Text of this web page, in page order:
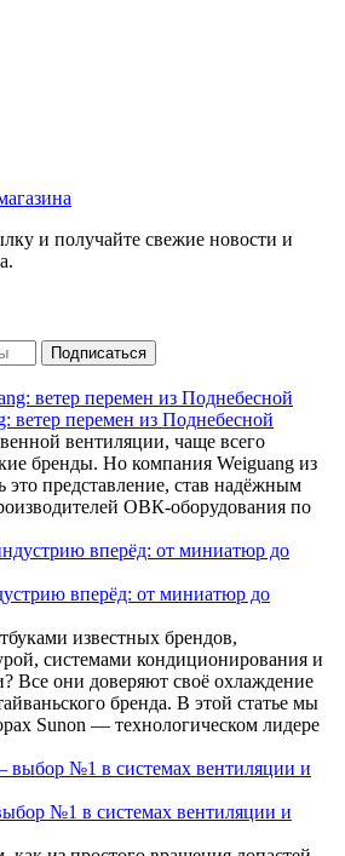
и получайте свежие новости и
ветер перемен из Поднебесной
вентиляции, чаще всего
бренды. Но компания Weiguang из
это представление, став надёжным
ОВК-оборудования по
вперёд: от миниатюр до
известных брендов,
системами кондиционирования и
Все они доверяют своё охлаждение
бренда. В этой статье мы
Sunon — технологическом лидере
№1 в системах вентиляции и